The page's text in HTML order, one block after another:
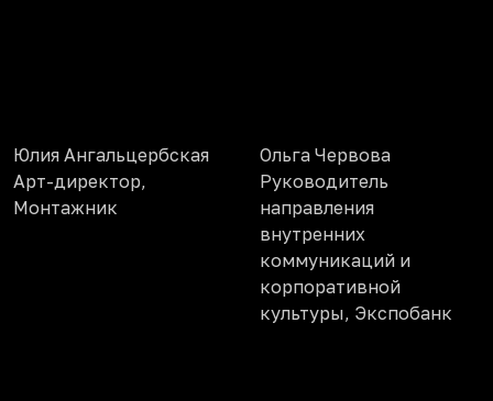
Юлия Ангальцербская
Арт-директор,
Монтажник
Ольга Червова
Руководитель
направления
внутренних
коммуникаций и
корпоративной
культуры, Экспобанк